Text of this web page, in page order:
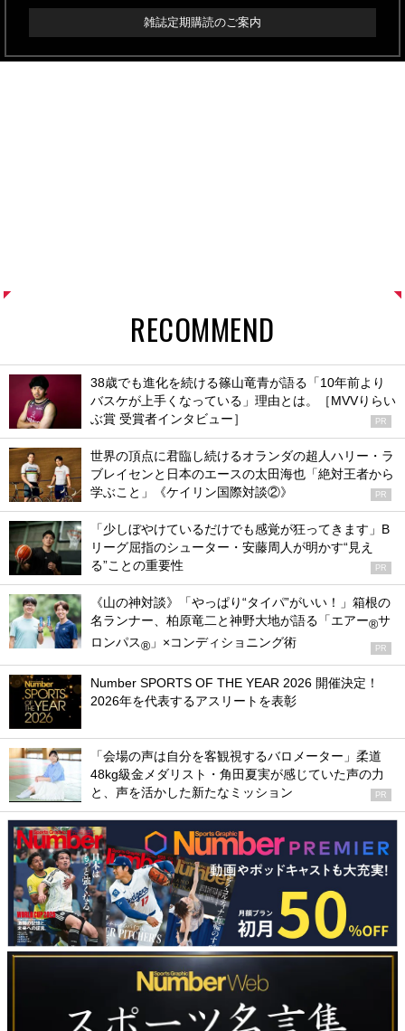
雑誌定期購読のご案内
RECOMMEND
38歳でも進化を続ける篠山竜青が語る「10年前より
バスケが上手くなっている」理由とは。［MVVりらい
ぶ賞 受賞者インタビュー］
PR
世界の頂点に君臨し続けるオランダの超人ハリー・ラ
ブレイセンと日本のエースの太田海也「絶対王者から
学ぶこと」《ケイリン国際対談②》
PR
「少しぼやけているだけでも感覚が狂ってきます」B
リーグ屈指のシューター・安藤周人が明かす“見え
る”ことの重要性
PR
《山の神対談》「やっぱり“タイパ”がいい！」箱根の
名ランナー、柏原竜二と神野大地が語る「エアー®サ
ロンパス® 」×コンディショニング術 PR
Number SPORTS OF THE YEAR 2026 開催決定！
2026年を代表するアスリートを表彰
「会場の声は自分を客観視するバロメーター」柔道
48kg級金メダリスト・角田夏実が感じていた声の力
と、声を活かした新たなミッション
PR